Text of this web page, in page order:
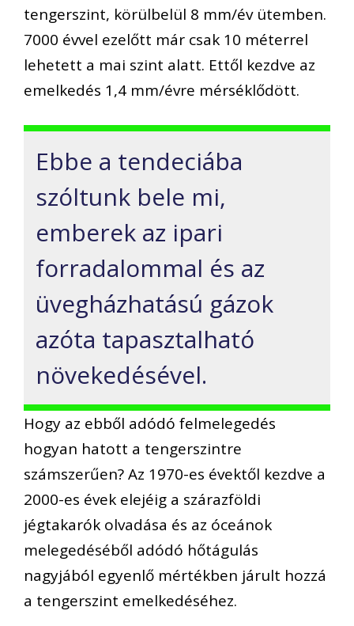
tengerszint, körülbelül 8 mm/év ütemben.
7000 évvel ezelőtt már csak 10 méterrel
lehetett a mai szint alatt. Ettől kezdve az
emelkedés 1,4 mm/évre mérséklődött.
Ebbe a tendeciába
szóltunk bele mi,
emberek az ipari
forradalommal és az
üvegházhatású gázok
azóta tapasztalható
növekedésével.
Hogy az ebből adódó felmelegedés
hogyan hatott a tengerszintre
számszerűen? Az 1970-es évektől kezdve a
2000-es évek elejéig a szárazföldi
jégtakarók olvadása és az óceánok
melegedéséből adódó hőtágulás
nagyjából egyenlő mértékben járult hozzá
a tengerszint emelkedéséhez.